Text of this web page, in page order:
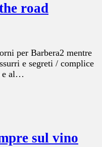
road
per Barbera2 mentre
e segreti / complice
e al…
sul vino